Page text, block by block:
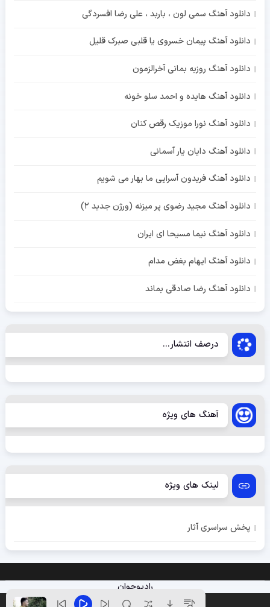
دانلود آهنگ سمی لون ، باربد ، علی رضا افسردگی
دانلود آهنگ پیمان خسروی یا قلبی صبرک قلیل
دانلود آهنگ روزبه بمانی آخرالزمون
دانلود آهنگ هایده و احمد سلو خونه
دانلود آهنگ نورا موزیک رقص کنان
دانلود آهنگ دایان یار آسمانی
دانلود آهنگ فریدون آسرایی ما بهار می شویم
دانلود آهنگ مجید رضوی پر میزنه (ورژن جدید 2)
دانلود آهنگ نیما مسیحا ای ایران
دانلود آهنگ ایهام بغض مدام
دانلود آهنگ رضا صادقی بماند
درصف انتشار...
آهنگ های ویژه
لینک های ویژه
پخش سراسری آثار
رادیوجوان